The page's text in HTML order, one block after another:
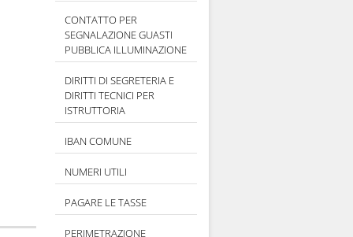
CONTATTO PER
SEGNALAZIONE GUASTI
PUBBLICA ILLUMINAZIONE
DIRITTI DI SEGRETERIA E
DIRITTI TECNICI PER
ISTRUTTORIA
IBAN COMUNE
NUMERI UTILI
PAGARE LE TASSE
PERIMETRAZIONE